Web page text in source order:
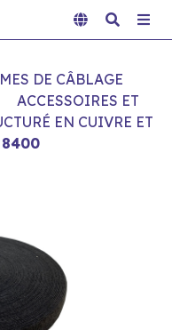
DE CÂBLAGE
ACCESSOIRES ET
EN CUIVRE ET
8400